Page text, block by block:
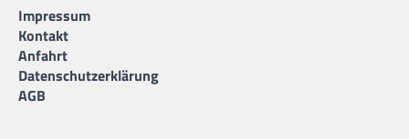
Impressum
Kontakt
Anfahrt
Datenschutzerklärung
AGB